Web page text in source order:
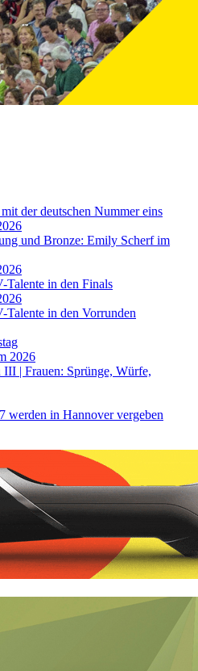
der deutschen Nummer eins
und Bronze: Emily Scherf im
Talente in den Finals
in den Vorrunden
2026
| Frauen: Sprünge, Würfe,
werden in Hannover vergeben